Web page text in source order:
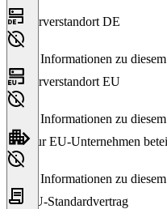
Serverstandort DE
Keine Informationen zu
Serverstandort EU
Keine Informationen zu
Nur EU-Unternehmen
Keine Informationen zu
EU-Standardvertrag